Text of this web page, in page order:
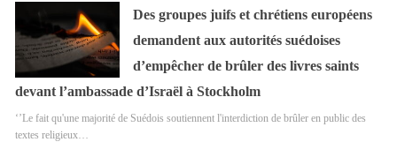
Des groupes juifs et chrétiens européens
demandent aux autorités suédoises
d’empêcher de brûler des livres saints
devant l’ambassade d’Israël à Stockholm
‘’Le fait qu'une majorité de Suédois soutiennent l'interdiction de brûler en public des
textes religieux…